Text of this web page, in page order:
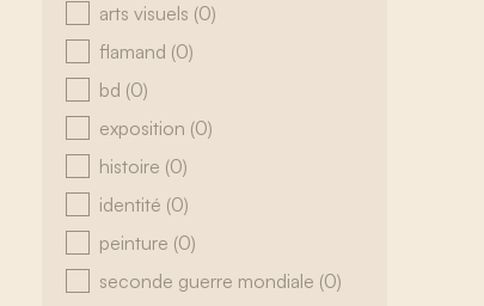
arts visuels (0)
flamand (0)
bd (0)
exposition (0)
histoire (0)
identité (0)
peinture (0)
seconde guerre mondiale (0)